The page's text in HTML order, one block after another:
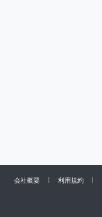
会社概要 利用規約